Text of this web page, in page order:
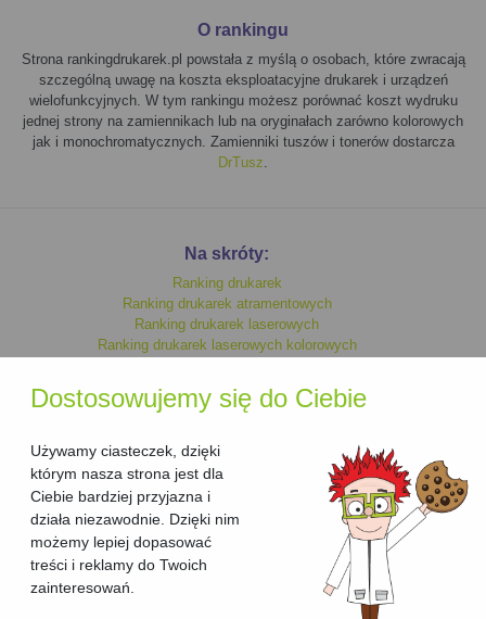
Dostosowujemy się do Ciebie
Używamy ciasteczek, dzięki
którym nasza strona jest dla
Ciebie bardziej przyjazna i
działa niezawodnie. Dzięki nim
możemy lepiej dopasować
treści i reklamy do Twoich
zainteresowań.
O rankingu
Strona rankingdrukarek.pl powstała z myślą o osobach, które zwracają
szczególną uwagę na koszta eksploatacyjne drukarek i urządzeń
wielofunkcyjnych. W tym rankingu możesz porównać koszt wydruku
jednej strony na zamiennikach lub na oryginałach zarówno kolorowych
jak i monochromatycznych. Zamienniki tuszów i tonerów dostarcza
DrTusz.
Na skróty:
Ranking drukarek
Ranking drukarek atramentowych
Ranking drukarek laserowych
Ranking drukarek laserowych kolorowych
Ranking drukarek kolorowych
Ranking drukarek laserowych
Ranking drukarek atramentowych monochromatycznych
Ranking urzadzen wielofunkcyjnych
Ranking urzadzen wielofunkcyjnych laserowych
Ranking urzadzen wielofunkcyjnych laserowych kolorowych
Ranking urzadzen wielofunkcyjnych kolorowych
Ranking urzadzen wielofunkcyjnych atramentowych kolorowych
Ranking urzadzen wielofunkcyjnych atramentowych